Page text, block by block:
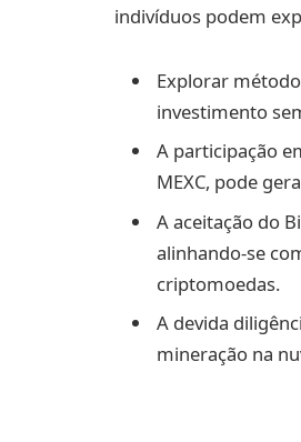
indivíduos podem
Explorar
investimento
A participação
MEXC, pode
A aceitação do
alinhando-se
criptomoedas.
A devida
mineração na